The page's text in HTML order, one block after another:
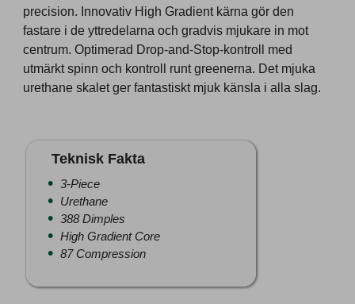
precision. Innovativ High Gradient kärna gör den
fastare i de yttredelarna och gradvis mjukare in mot
centrum. Optimerad Drop-and-Stop-kontroll med
utmärkt spinn och kontroll runt greenerna. Det mjuka
urethane skalet ger fantastiskt mjuk känsla i alla slag.
Teknisk Fakta
3-Piece
Urethane
388 Dimples
High Gradient Core
87 Compression